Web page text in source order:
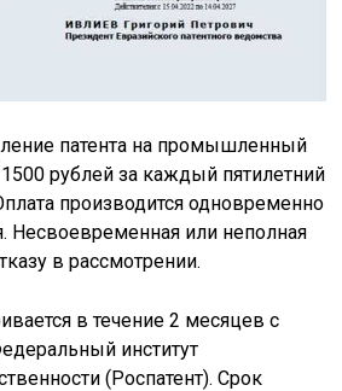
патента на промышленный
рублей за каждый пятилетний
производится одновременно
Несвоевременная или неполная
в рассмотрении.
в течение 2 месяцев с
институт
(Роспатент). Срок